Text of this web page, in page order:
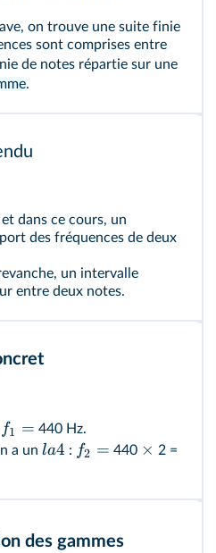
on trouve une suite finie
sont comprises entre
de notes répartie sur une
.
dans ce cours, un
des fréquences de deux
un intervalle
entre deux notes.
f1 = 440 Hz.
a un la4 : f2 = 440 × 2 =
des gammes